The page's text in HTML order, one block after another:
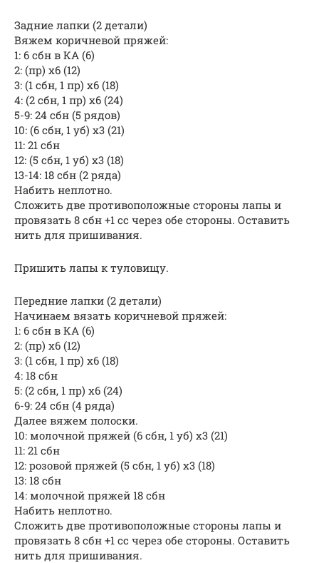
Задние лапки (2 детали)
Вяжем коричневой пряжей:
1: 6 сбн в КА (6)
2: (пр) x6 (12)
3: (1 сбн, 1 пр) x6 (18)
4: (2 сбн, 1 пр) x6 (24)
5-9: 24 сбн (5 рядов)
10: (6 сбн, 1 уб) x3 (21)
11: 21 сбн
12: (5 сбн, 1 уб) x3 (18)
13-14: 18 сбн (2 ряда)
Набить неплотно.
Сложить две противоположные стороны лапы и
провязать 8 сбн +1 cc через обе стороны. Оставить
нить для пришивания.
Пришить лапы к туловищу.
Передние лапки (2 детали)
Начинаем вязать коричневой пряжей:
1: 6 сбн в КА (6)
2: (пр) x6 (12)
3: (1 сбн, 1 пр) x6 (18)
4: 18 сбн
5: (2 сбн, 1 пр) x6 (24)
6-9: 24 сбн (4 ряда)
Далее вяжем полоски.
10: молочной пряжей (6 сбн, 1 уб) x3 (21)
11: 21 сбн
12: розовой пряжей (5 сбн, 1 уб) x3 (18)
13: 18 сбн
14: молочной пряжей 18 сбн
Набить неплотно.
Сложить две противоположные стороны лапы и
провязать 8 сбн +1 cc через обе стороны. Оставить
нить для пришивания.